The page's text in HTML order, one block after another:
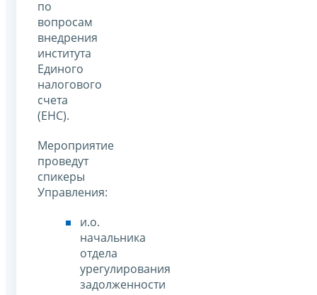
по
вопросам
внедрения
института
Единого
налогового
счета
(ЕНС).
Мероприятие
проведут
спикеры
Управления:
и.о.
начальника
отдела
урегулирования
задолженности